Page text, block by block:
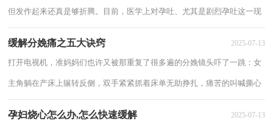
但发作起来还真是够折腾。目前，医学上对孕吐、尤其是剧烈孕吐这一现
缓解分娩痛之五大诀窍 2025-07-13
打开电视机，准妈妈们也许又被那重复了很多遍的分娩镜头吓了一跳：女
主角躺在产床上辗转反侧，双手紧紧抓着床单无助挣扎，痛苦的叫喊撕心
孕妇烧心怎么办,怎么快速缓解 2025-07-13